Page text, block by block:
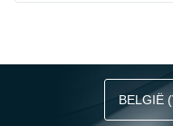
Ontvang
aanbiedingen